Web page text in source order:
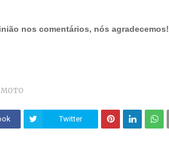
nos comentários, nós agradecemos!
MOTO
Twitter